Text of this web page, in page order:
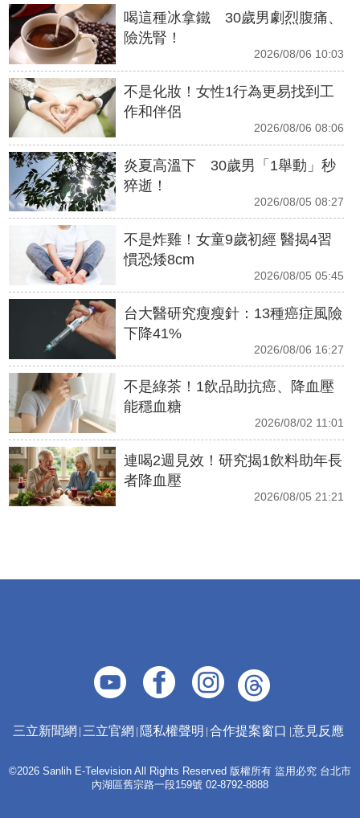
喝這種冰拿鐵 30歲男劇烈腹痛、
險洗腎！
2026/08/06 10:03
不是化妝！女性1行為更易找到工
作和伴侶
2026/08/06 08:06
炎夏高溫下 30歲男「1舉動」秒
猝逝！
2026/08/05 08:27
不是炸雞！女童9歲初經 醫揭4習
慣恐矮8cm
2026/08/05 05:45
台大醫研究瘦瘦針：13種癌症風險
下降41%
2026/08/06 16:27
不是綠茶！1飲品助抗癌、降血壓
能穩血糖
2026/08/02 11:01
連喝2週見效！研究揭1飲料助年長
者降血壓
2026/08/05 21:21
三立新聞網 三立官網 隱私權聲明 合作提案窗口 意見反應
©2026 Sanlih E-Television All Rights Reserved 版權所有 盜用必究 台北市
內湖區舊宗路一段159號 02-8792-8888